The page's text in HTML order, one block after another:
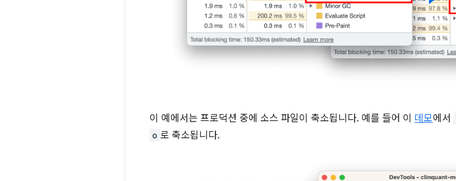
이 예에서는 프로덕션 중에 소스 파일이 축소됩니다. 예를 들어 이 데모에서
o 로 축소됩니다.